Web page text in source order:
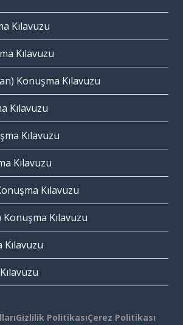
Kılavuzu
Kılavuzu
Konuşma Kılavuzu
Kılavuzu
Kılavuzu
Kılavuzu
Kılavuzu
Kılavuzu
Gizlilik PolitikasıÇerez Politikası